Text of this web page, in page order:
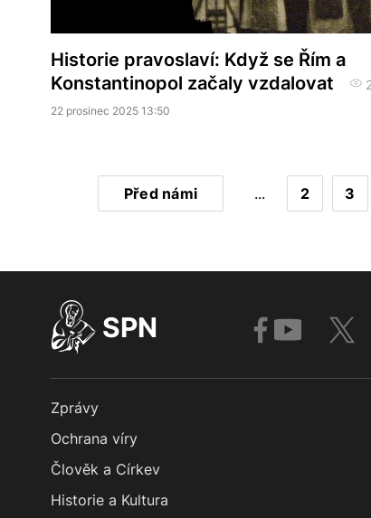
Historie pravoslaví: Když se Řím a
Konstantinopol začaly vzdalovat
22 prosinec 2025 13:50
Před námi ... 2 3
SPN
Zprávy
Ochrana víry
Člověk a Církev
Historie a Kultura